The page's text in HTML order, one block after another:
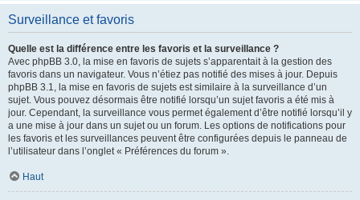
Surveillance et favoris
Quelle est la différence entre les favoris et la surveillance ?
Avec phpBB 3.0, la mise en favoris de sujets s’apparentait à la gestion des
favoris dans un navigateur. Vous n’étiez pas notifié des mises à jour. Depuis
phpBB 3.1, la mise en favoris de sujets est similaire à la surveillance d’un
sujet. Vous pouvez désormais être notifié lorsqu’un sujet favoris a été mis à
jour. Cependant, la surveillance vous permet également d’être notifié lorsqu’il y
a une mise à jour dans un sujet ou un forum. Les options de notifications pour
les favoris et les surveillances peuvent être configurées depuis le panneau de
l’utilisateur dans l’onglet « Préférences du forum ».
Haut